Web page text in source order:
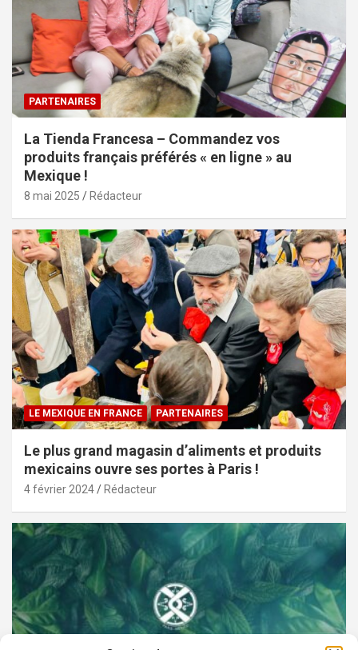
PARTENAIRES
La Tienda Francesa – Commandez vos
produits français préférés « en ligne » au
Mexique !
8 mai 2025 Rédacteur
LE MEXIQUE EN FRANCE PARTENAIRES
Le plus grand magasin d’aliments et produits
mexicains ouvre ses portes à Paris !
4 février 2024 Rédacteur